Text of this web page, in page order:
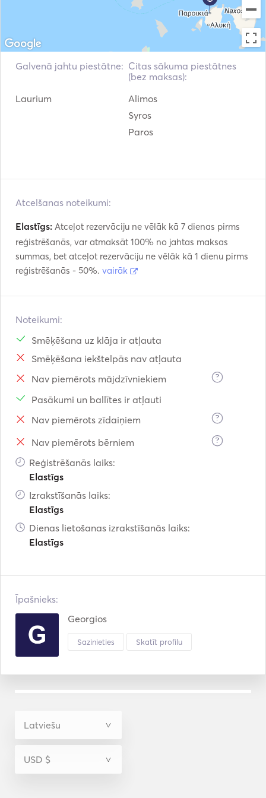
Galvenā jahtu piestātne:
Laurium
Citas sākuma piestātnes
(bez maksas):
Alimos
Syros
Paros
Atcelšanas noteikumi:
Elastīgs: Atceļot rezervāciju ne vēlāk kā 7 dienas pirms
reģistrēšanās, var atmaksāt 100% no jahtas maksas
summas, bet atceļot rezervāciju ne vēlāk kā 1 dienu pirms
reģistrēšanās - 50%. vairāk
Noteikumi:
Smēķēšana uz klāja ir atļauta
Smēķēšana iekštelpās nav atļauta
Nav piemērots mājdzīvniekiem
?
Pasākumi un ballītes ir atļauti
Nav piemērots zīdaiņiem
?
Nav piemērots bērniem ?
Reģistrēšanās laiks:
Elastīgs
Izrakstīšanās laiks:
Elastīgs
Dienas lietošanas izrakstīšanās laiks:
Elastīgs
Īpašnieks:
Georgios
Sazinieties Skatīt profilu